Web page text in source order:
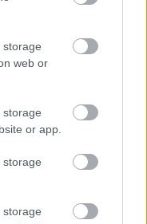
storage
web or
storage
or app.
storage
storage
az
dollárra, azaz
a vagyonát.
fiatalok